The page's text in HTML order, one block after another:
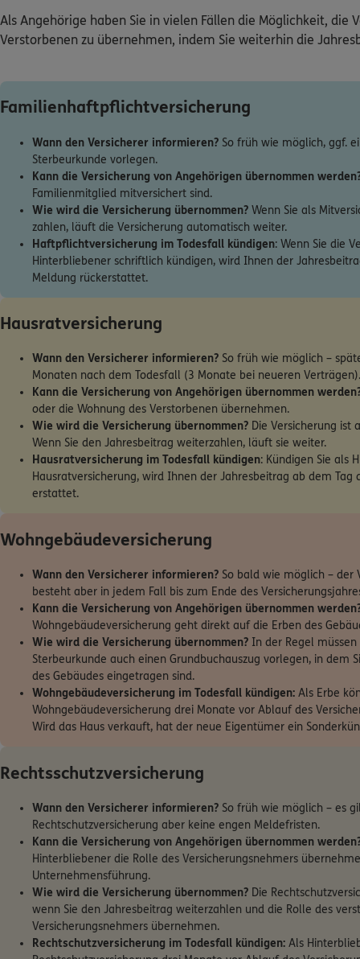
Als Angehörige haben Sie in vielen Fällen die Möglichkeit, die
Verstorbenen zu übernehmen, indem Sie weiterhin die
Familienhaftpflichtversicherung
Wann den Versicherer informieren? So früh wie möglich, ggf.
Sterbeurkunde vorlegen.
Kann die Versicherung von Angehörigen übernommen
Familienmitglied mitversichert sind.
Wie wird die Versicherung übernommen? Wenn Sie als
zahlen, läuft die Versicherung automatisch weiter.
Haftpflichtversicherung im Todesfall kündigen: Wenn Sie die
Hinterbliebener schriftlich kündigen, wird Ihnen der
Meldung rückerstattet.
Hausratversicherung
Wann den Versicherer informieren? So früh wie möglich –
Monaten nach dem Todesfall (3 Monate bei neueren Verträgen).
Kann die Versicherung von Angehörigen übernommen
oder die Wohnung des Verstorbenen übernehmen.
Wie wird die Versicherung übernommen? Die Versicherung ist
Wenn Sie den Jahresbeitrag weiterzahlen, läuft sie weiter.
Hausratversicherung im Todesfall kündigen: Kündigen Sie als
Hausratversicherung, wird Ihnen der Jahresbeitrag ab dem Tag
erstattet.
Wohngebäudeversicherung
Wann den Versicherer informieren? So bald wie möglich – der
besteht aber in jedem Fall bis zum Ende des
Kann die Versicherung von Angehörigen übernommen
Wohngebäudeversicherung geht direkt auf die Erben des
Wie wird die Versicherung übernommen? In der Regel
Sterbeurkunde auch einen Grundbuchauszug vorlegen, in dem
des Gebäudes eingetragen sind.
Wohngebäudeversicherung im Todesfall kündigen: Als Erbe
Wohngebäudeversicherung drei Monate vor Ablauf des
Wird das Haus verkauft, hat der neue Eigentümer ein
Rechtsschutzversicherung
Wann den Versicherer informieren? So früh wie möglich – es
Rechtschutzversicherung aber keine engen Meldefristen.
Kann die Versicherung von Angehörigen übernommen
Hinterbliebener die Rolle des Versicherungsnehmers
Unternehmensführung.
Wie wird die Versicherung übernommen? Die
wenn Sie den Jahresbeitrag weiterzahlen und die Rolle des
Versicherungsnehmers übernehmen.
Rechtschutzversicherung im Todesfall kündigen: Als